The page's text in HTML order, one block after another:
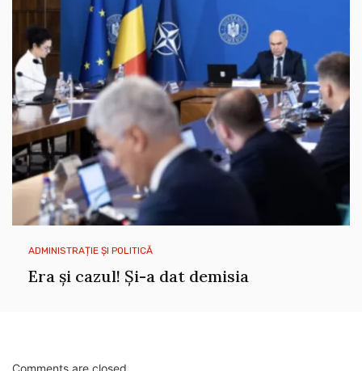
ADMINISTRAȚIE ȘI POLITICĂ
Era și cazul! Și-a dat demisia
Comments are closed.